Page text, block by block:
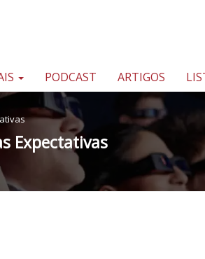
PODCAST ARTIGOS
Expectativas